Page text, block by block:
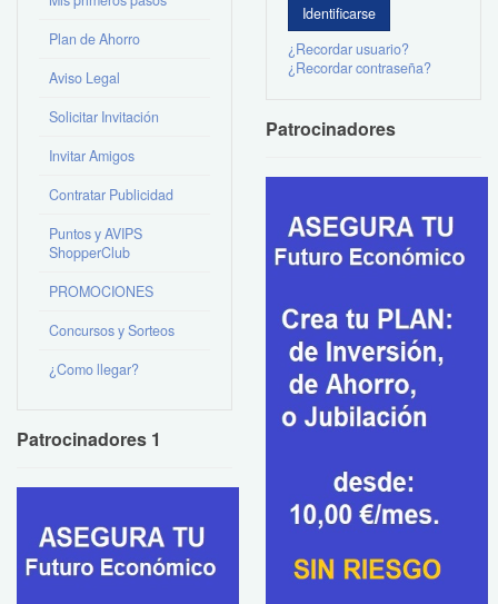
Plan de Ahorro
Aviso Legal
Solicitar Invitación
Invitar Amigos
Contratar Publicidad
Puntos y AVIPS
ShopperClub
PROMOCIONES
Concursos y Sorteos
¿Como llegar?
Patrocinadores 1
¿Recordar usuario?
¿Recordar contraseña?
Patrocinadores